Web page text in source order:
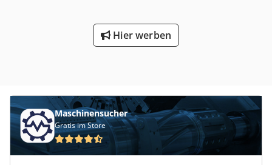
Hier werben
Maschinensucher
Gratis im Store